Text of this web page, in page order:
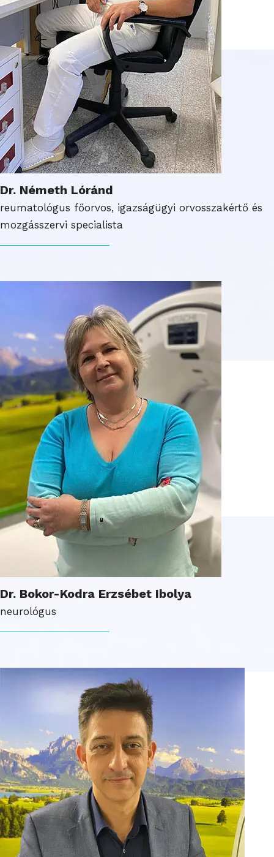
Dr. Németh Lóránd
reumatológus főorvos, igazságügyi orvosszakértő és
mozgásszervi specialista
Dr. Bokor-Kodra Erzsébet Ibolya
neurológus